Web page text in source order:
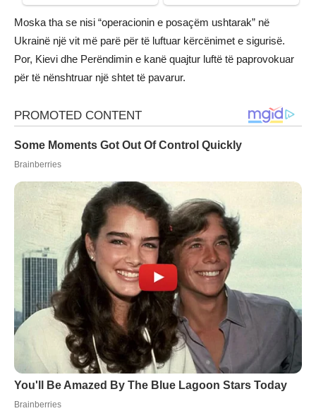
Moska tha se nisi “operacionin e posaçëm ushtarak” në
Ukrainë një vit më parë për të luftuar kërcënimet e sigurisë.
Por, Kievi dhe Perëndimin e kanë quajtur luftë të paprovokuar
për të nënshtruar një shtet të pavarur.